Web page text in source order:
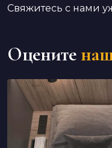
Свяжитесь с нами
Оцените